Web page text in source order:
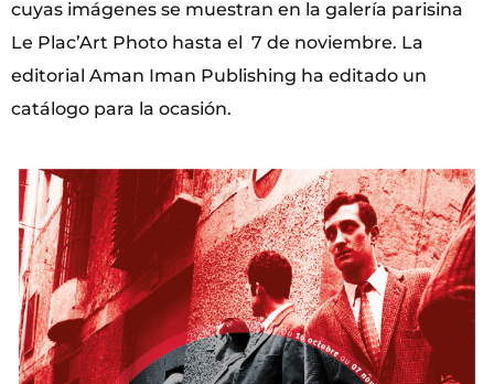
cuyas imágenes se muestran en la galería parisina
Le Plac’Art Photo hasta el 7 de noviembre. La
editorial Aman Iman Publishing ha editado un
catálogo para la ocasión.